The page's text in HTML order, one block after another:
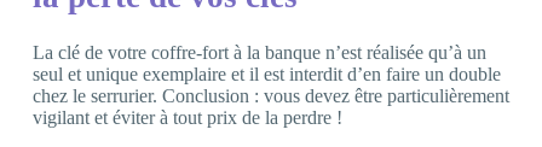
La clé de votre coffre-fort à la banque n’est réalisée qu’à un
seul et unique exemplaire et il est interdit d’en faire un double
chez le serrurier. Conclusion : vous devez être particulièrement
vigilant et éviter à tout prix de la perdre !